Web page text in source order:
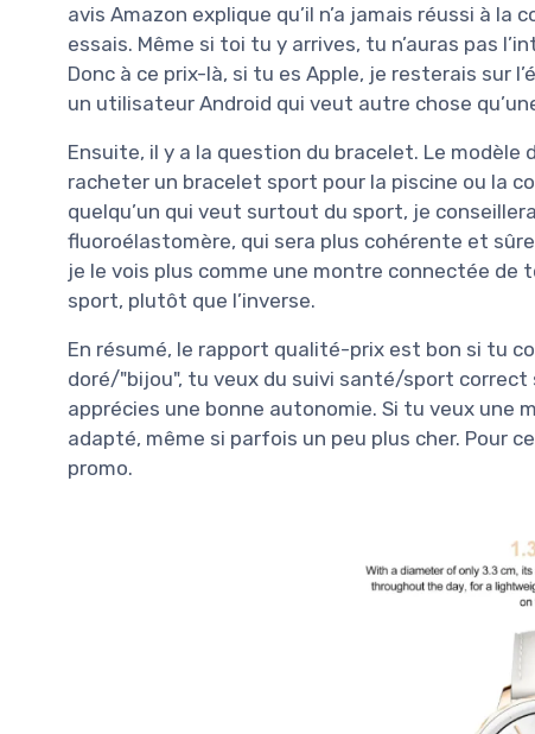
avis Amazon explique qu’il n’a jamais réussi à
essais. Même si toi tu y arrives, tu n’auras pas
Donc à ce prix-là, si tu es Apple, je resterais sur
un utilisateur Android qui veut autre chose
Ensuite, il y a la question du bracelet. Le
racheter un bracelet sport pour la piscine ou la
quelqu’un qui veut surtout du sport, je
fluoroélastomère, qui sera plus cohérente et
je le vois plus comme une montre connectée
sport, plutôt que l’inverse.
En résumé, le rapport qualité-prix est bon si tu
doré/"bijou", tu veux du suivi santé/sport
apprécies une bonne autonomie. Si tu veux une
adapté, même si parfois un peu plus cher. Pour
promo.